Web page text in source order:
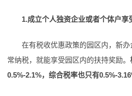
1.成立个人独资企业或者个体户享
在有税收优惠政策的园区内，新
常纳税，就能享受园区内的扶持奖励。
0.5%-2.1%，综合税率也只有0.5%-